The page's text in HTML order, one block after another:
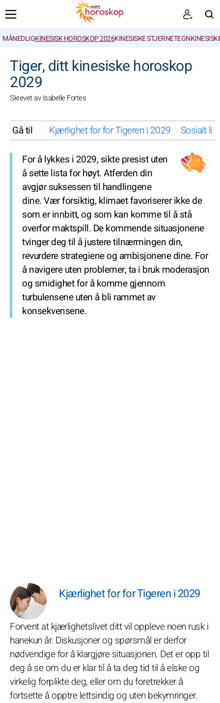
MÅNEDLIGKINESISK HOROSKOP 2026KINESISKE STJERNETEGN
Tiger, ditt kinesiske horoskop
2029
Skrevet av Isabelle Fortes
Gå til Kjærlighet for for Tigeren i 2029 Sosialt
For å lykkes i 2029, sikte presist uten
å sette lista for høyt. Atferden din
avgjør suksessen til handlingene
dine. Vær forsiktig, klimaet favoriserer ikke de
som er innbitt, og som kan komme til å stå
overfor maktspill. De kommende situasjonene
tvinger deg til å justere tilnærmingen din,
revurdere strategiene og ambisjonene dine. For
å navigere uten problemer, ta i bruk moderasjon
og smidighet for å komme gjennom
turbulensene uten å bli rammet av
konsekvensene.
Kjærlighet for for Tigeren i 2029
Forvent at kjærlighetslivet ditt vil oppleve noen rusk i
hanekun år. Diskusjoner og spørsmål er derfor
nødvendige for å klargjøre situasjonen. Det er opp til
deg å se om du er klar til å ta deg tid til å elske og
virkelig forplikte deg, eller om du foretrekker å
fortsette å opptre lettsindig og uten bekymringer.